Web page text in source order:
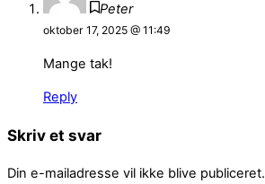
Peter
oktober 17, 2025 @ 11:49
Mange tak!
Reply
Skriv et svar
Din e-mailadresse vil ikke blive publiceret.